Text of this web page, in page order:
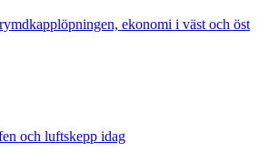
ekonomi i väst och öst
och luftskepp idag